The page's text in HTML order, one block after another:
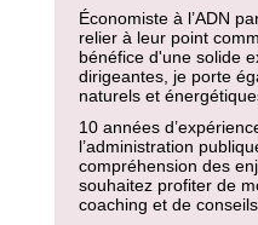
Économiste à l’ADN
relier à leur point
bénéfice d'une solide
dirigeantes, je porte
naturels et
10 années
l’administration
compréhension des
souhaitez profiter de
coaching et de